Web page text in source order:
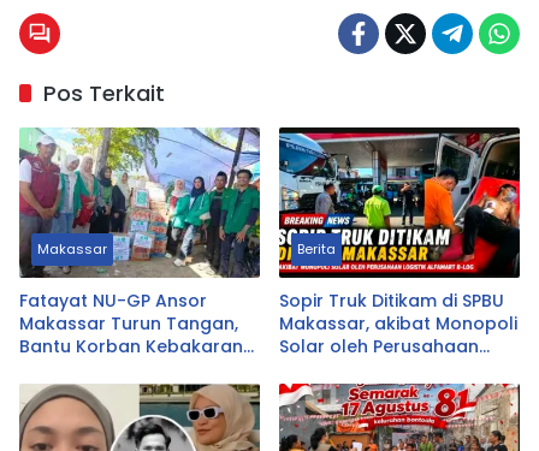
Pos Terkait
Makassar
Fatayat NU-GP Ansor
Makassar Turun Tangan,
Bantu Korban Kebakaran
Berita
Sopir Truk Ditikam di SPBU
Makassar, akibat Monopoli
Solar oleh Perusahaan